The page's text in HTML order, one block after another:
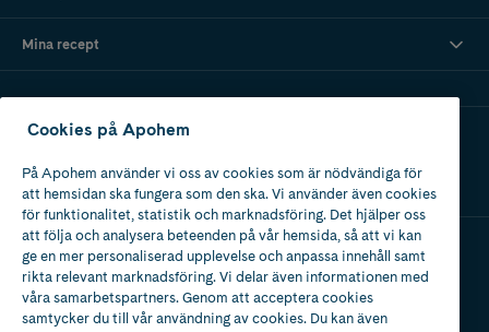
Mina recept
Ladda ner vår app
Apotek med tillstånd
av Läkemedelsverket
Cookies på Apohem
På Apohem använder vi oss av cookies som är nödvändiga för
att hemsidan ska fungera som den ska. Vi använder även cookies
för funktionalitet, statistik och marknadsföring. Det hjälper oss
att följa och analysera beteenden på vår hemsida, så att vi kan
ge en mer personaliserad upplevelse och anpassa innehåll samt
rikta relevant marknadsföring. Vi delar även informationen med
våra samarbetspartners. Genom att acceptera cookies
samtycker du till vår användning av cookies. Du kan även